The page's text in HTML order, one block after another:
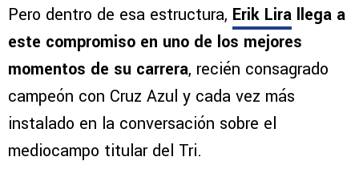
Pero dentro de esa estructura, Erik Lira llega a
este compromiso en uno de los mejores
momentos de su carrera, recién consagrado
campeón con Cruz Azul y cada vez más
instalado en la conversación sobre el
mediocampo titular del Tri.